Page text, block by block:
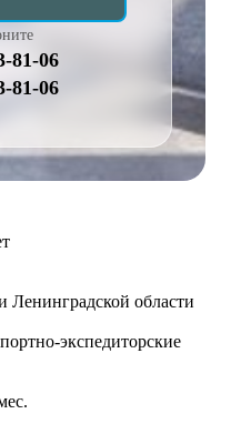
81-06
81-06
Ленинградской области
экспедиторские